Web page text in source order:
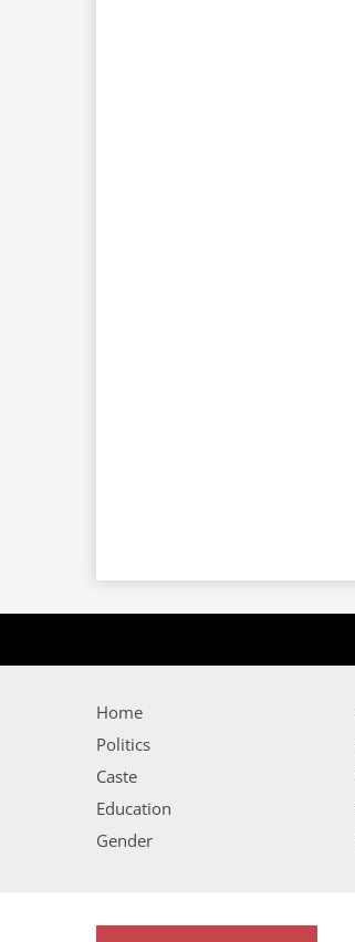
Home
Politics
Caste
Education
Gender